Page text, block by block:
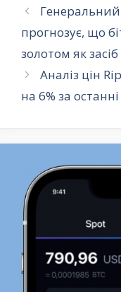
прогнозує, що
золотом як
Аналіз цін
на 6% за